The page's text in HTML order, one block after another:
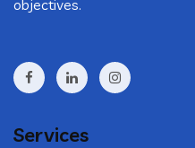
objectives.
Services